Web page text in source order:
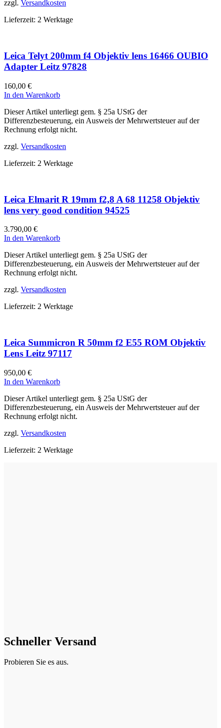
zzgl. Versandkosten
Lieferzeit: 2 Werktage
Leica Telyt 200mm f4 Objektiv lens 16466 OUBIO
Adapter Leitz 97828
160,00 €
In den Warenkorb
Dieser Artikel unterliegt gem. § 25a UStG der
Differenzbesteuerung, ein Ausweis der Mehrwertsteuer auf der
Rechnung erfolgt nicht.
zzgl. Versandkosten
Lieferzeit: 2 Werktage
Leica Elmarit R 19mm f2,8 A 68 11258 Objektiv
lens very good condition 94525
3.790,00 €
In den Warenkorb
Dieser Artikel unterliegt gem. § 25a UStG der
Differenzbesteuerung, ein Ausweis der Mehrwertsteuer auf der
Rechnung erfolgt nicht.
zzgl. Versandkosten
Lieferzeit: 2 Werktage
Leica Summicron R 50mm f2 E55 ROM Objektiv
Lens Leitz 97117
950,00 €
In den Warenkorb
Dieser Artikel unterliegt gem. § 25a UStG der
Differenzbesteuerung, ein Ausweis der Mehrwertsteuer auf der
Rechnung erfolgt nicht.
zzgl. Versandkosten
Lieferzeit: 2 Werktage
Schneller Versand
Probieren Sie es aus.